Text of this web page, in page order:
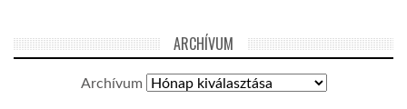
ARCHÍVUM
Archívum